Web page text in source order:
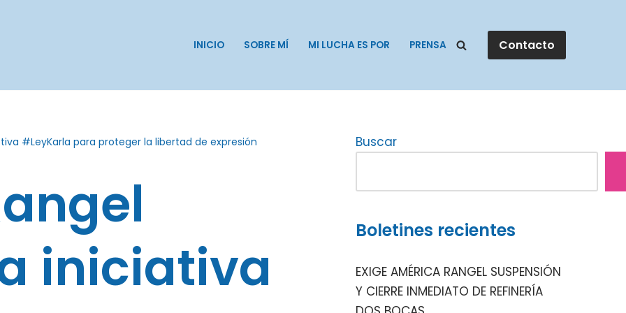
INICIO SOBRE MÍ MI LUCHA ES POR PRENSA Contacto
#LeyKarla para proteger la libertad de expresión
iniciativa
Buscar
Boletines recientes
EXIGE AMÉRICA RANGEL SUSPENSIÓN
Y CIERRE INMEDIATO DE REFINERÍA